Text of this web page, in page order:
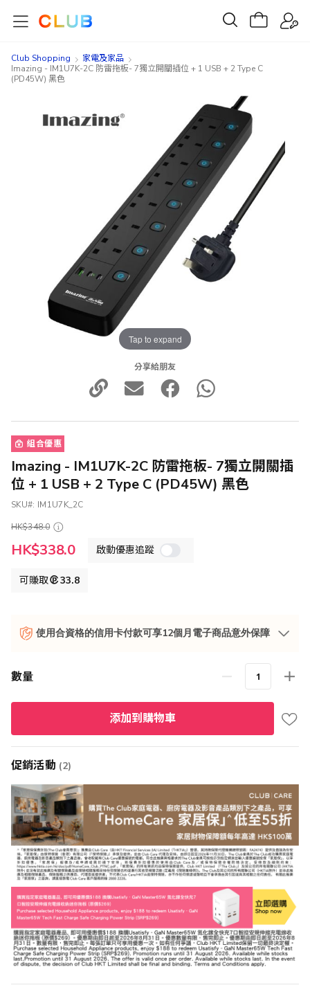
Club Shopping
家電及家品
Imazing - IM1U7K-2C 防雷拖板- 7獨立開關插位 + 1 USB + 2 Type C
(PD45W) 黑色
Tap to expand
分享給朋友
組合優惠
Imazing - IM1U7K-2C 防雷拖板- 7獨立開關插
位 + 1 USB + 2 Type C (PD45W) 黑色
SKU
IM1U7K_2C
HK$348.0
特
殊
HK$338.0 啟動優惠追蹤
可賺取 33.8
使用合資格的信用卡付款可享12個月電子商品意外保障
數量
添加到購物車
促銷活動 (2)